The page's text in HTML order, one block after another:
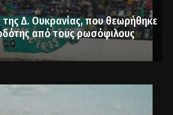
Δ. Ουκρανίας, που θεωρήθηκε
από τους ρωσόφιλους